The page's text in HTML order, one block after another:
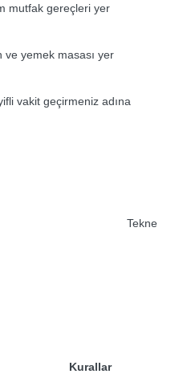
mutfak gereçleri yer
yemek masası yer
vakit geçirmeniz adına
Kurallar